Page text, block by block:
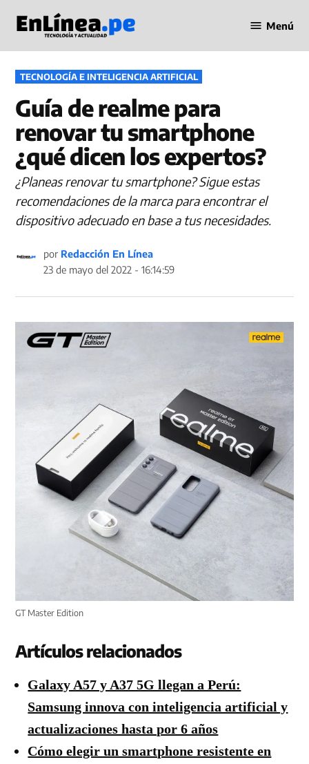
contenido
en Línea
Menú
PUBLICADO
EN
TECNOLOGÍA E INTELIGENCIA ARTIFICIAL
Guía de realme para
renovar tu smartphone
¿qué dicen los expertos?
¿Planeas renovar tu smartphone? Sigue estas
recomendaciones de la marca para encontrar el
dispositivo adecuado en base a tus necesidades.
por Redacción En Línea
23 de mayo del 2022 - 16:14:59
GT Master Edition
Artículos relacionados
Galaxy A57 y A37 5G llegan a Perú:
Samsung innova con inteligencia artificial y
actualizaciones hasta por 6 años
Cómo elegir un smartphone resistente en